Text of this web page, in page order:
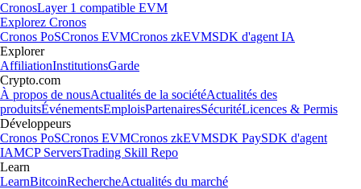
CronosLayer 1 compatible EVM
Explorez Cronos
Cronos PoSCronos EVMCronos zkEVMSDK d'agent IA
Explorer
AffiliationInstitutionsGarde
Crypto.com
À propos de nousActualités de la sociétéActualités des
produitsÉvénementsEmploisPartenairesSécuritéLicences & Permis
Développeurs
Cronos PoSCronos EVMCronos zkEVMSDK PaySDK d'agent
IAMCP ServersTrading Skill Repo
Learn
LearnBitcoinRechercheActualités du marché